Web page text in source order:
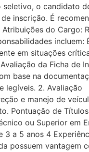
o candidato
inscrição. É
do Cargo:
incluem:
em situações
da Ficha de
base na
legíveis. 2. Avaliação
e manejo de
Pontuação de
ou Superior em
3 a 5 anos 4
possuem vantagem